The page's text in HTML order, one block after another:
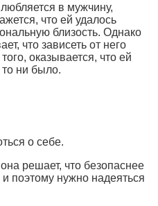
в мужчину,
что ей удалось
близость. Однако
что зависеть от него
оказывается, что ей
то ни было.
о себе.
решает, что безопаснее
поэтому нужно надеяться